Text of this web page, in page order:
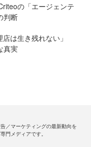
の「エージェンテ
判断
店は生き残れない」
真実
／マーケティングの最新動向を
門メディアです。